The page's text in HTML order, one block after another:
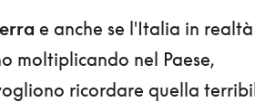
e anche se l'Italia in realtà
moltiplicando nel Paese,
ricordare quella